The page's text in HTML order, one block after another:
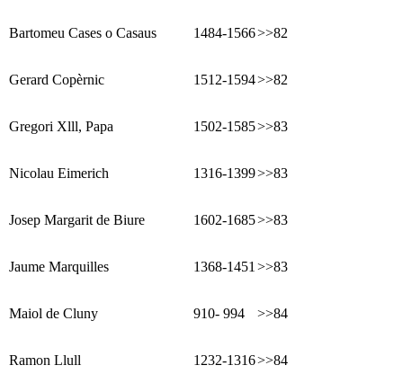
Bartomeu Cases o Casaus 1484-1566>>82
Gerard Copèrnic 1512-1594>>82
Gregori Xlll, Papa 1502-1585>>83
Nicolau Eimerich 1316-1399>>83
Josep Margarit de Biure 1602-1685>>83
Jaume Marquilles 1368-1451 >>83
Maiol de Cluny 910- 994 >>84
Ramon Llull 1232-1316>>84